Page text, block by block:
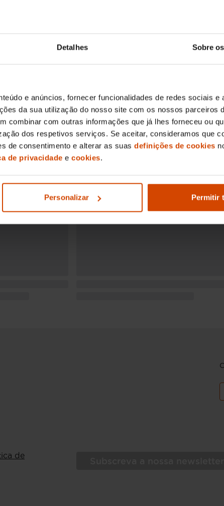
Detalhes Sobre
e anúncios, fornecer funcionalidades de redes sociais e
da sua utilização do nosso site com os nossos parceiros
combinar com outras informações que já lhes forneceu ou
dos respetivos serviços. Se aceitar, consideramos que
de consentimento e alterar as suas definições de cookies
de privacidade e cookies.
Personalizar Permitir
de